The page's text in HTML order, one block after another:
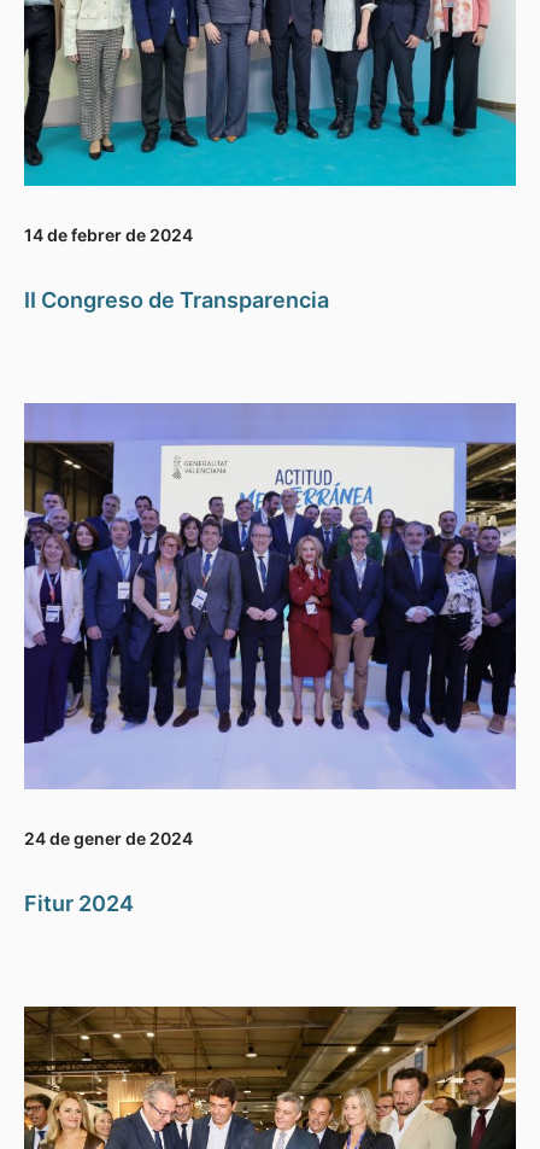
14 de febrer de 2024
II Congreso de Transparencia
24 de gener de 2024
Fitur 2024